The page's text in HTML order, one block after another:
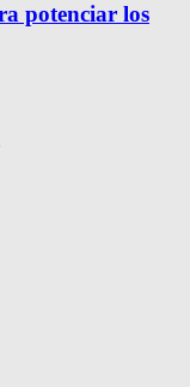
potenciar los